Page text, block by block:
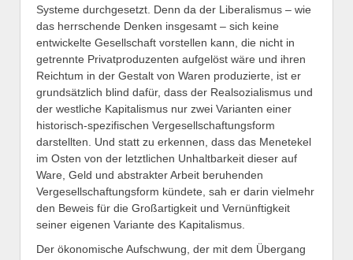
Systeme durchgesetzt. Denn da der Liberalismus – wie
das herrschende Denken insgesamt – sich keine
entwickelte Gesellschaft vorstellen kann, die nicht in
getrennte Privatproduzenten aufgelöst wäre und ihren
Reichtum in der Gestalt von Waren produzierte, ist er
grundsätzlich blind dafür, dass der Realsozialismus und
der westliche Kapitalismus nur zwei Varianten einer
historisch-spezifischen Vergesellschaftungsform
darstellten. Und statt zu erkennen, dass das Menetekel
im Osten von der letztlichen Unhaltbarkeit dieser auf
Ware, Geld und abstrakter Arbeit beruhenden
Vergesellschaftungsform kündete, sah er darin vielmehr
den Beweis für die Großartigkeit und Vernünftigkeit
seiner eigenen Variante des Kapitalismus.
Der ökonomische Aufschwung, der mit dem Übergang